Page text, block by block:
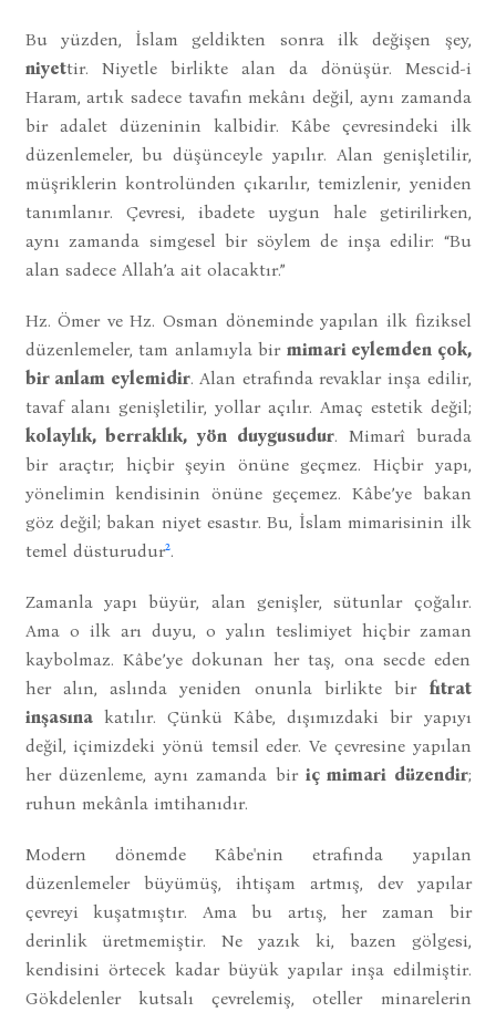
Bu yüzden, İslam geldikten sonra ilk değişen şey,
niyettir. Niyetle birlikte alan da dönüşür. Mescid-i
Haram, artık sadece tavafın mekânı değil, aynı zamanda
bir adalet düzeninin kalbidir. Kâbe çevresindeki ilk
düzenlemeler, bu düşünceyle yapılır. Alan genişletilir,
müşriklerin kontrolünden çıkarılır, temizlenir, yeniden
tanımlanır. Çevresi, ibadete uygun hale getirilirken,
aynı zamanda simgesel bir söylem de inşa edilir: “Bu
alan sadece Allah’a ait olacaktır.”
Hz. Ömer ve Hz. Osman döneminde yapılan ilk fiziksel
düzenlemeler, tam anlamıyla bir mimari eylemden çok,
bir anlam eylemidir. Alan etrafında revaklar inşa edilir,
tavaf alanı genişletilir, yollar açılır. Amaç estetik değil;
kolaylık, berraklık, yön duygusudur. Mimarî burada
bir araçtır; hiçbir şeyin önüne geçmez. Hiçbir yapı,
yönelimin kendisinin önüne geçemez. Kâbe’ye bakan
göz değil; bakan niyet esastır. Bu, İslam mimarisinin ilk
temel düsturudur2.
Zamanla yapı büyür, alan genişler, sütunlar çoğalır.
Ama o ilk arı duyu, o yalın teslimiyet hiçbir zaman
kaybolmaz. Kâbe’ye dokunan her taş, ona secde eden
her alın, aslında yeniden onunla birlikte bir fıtrat
inşasınakatılır. Çünkü Kâbe, dışımızdaki bir yapıyı
değil, içimizdeki yönü temsil eder. Ve çevresine yapılan
her düzenleme, aynı zamanda bir iç mimari düzendir;
ruhun mekânla imtihanıdır.
Modern dönemde Kâbe'nin etrafında yapılan
düzenlemeler büyümüş, ihtişam artmış, dev yapılar
çevreyi kuşatmıştır. Ama bu artış, her zaman bir
derinlik üretmemiştir. Ne yazık ki, bazen gölgesi,
kendisini örtecek kadar büyük yapılar inşa edilmiştir.
Gökdelenler kutsalı çevrelemiş, oteller minarelerin